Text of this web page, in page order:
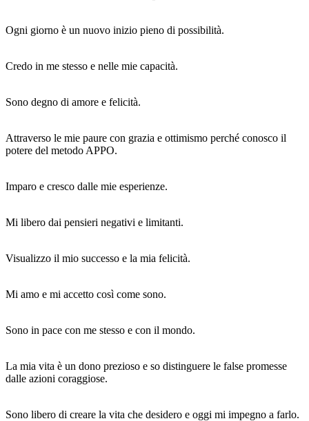
Ogni giorno è un nuovo inizio pieno di possibilità.
Credo in me stesso e nelle mie capacità.
Sono degno di amore e felicità.
Attraverso le mie paure con grazia e ottimismo perché conosco il
potere del metodo APPO.
Imparo e cresco dalle mie esperienze.
Mi libero dai pensieri negativi e limitanti.
Visualizzo il mio successo e la mia felicità.
Mi amo e mi accetto così come sono.
Sono in pace con me stesso e con il mondo.
La mia vita è un dono prezioso e so distinguere le false promesse
dalle azioni coraggiose.
Sono libero di creare la vita che desidero e oggi mi impegno a farlo.